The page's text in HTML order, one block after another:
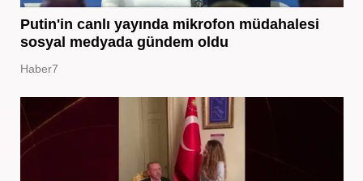
Putin'in canlı yayında mikrofon müdahalesi
sosyal medyada gündem oldu
Haber7